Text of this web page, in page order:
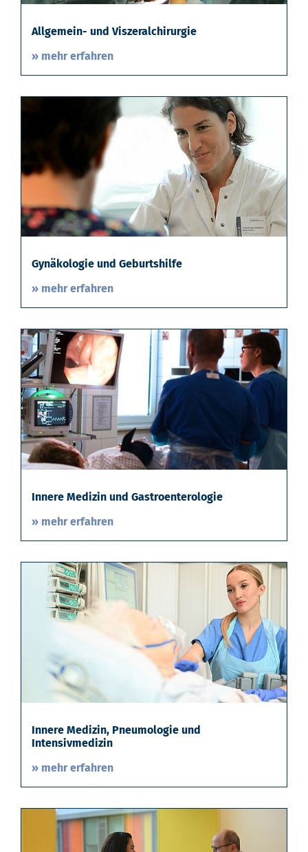
Allgemein- und Viszeralchirurgie
» mehr erfahren
Gynäkologie und Geburtshilfe
» mehr erfahren
Innere Medizin und Gastroenterologie
» mehr erfahren
Innere Medizin, Pneumologie und
Intensivmedizin
» mehr erfahren